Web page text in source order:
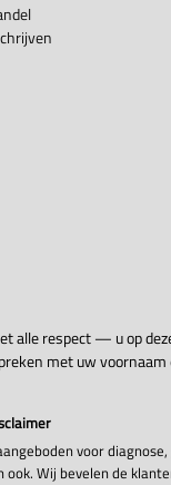
alle respect — u op
met uw
voor
Wij bevelen de